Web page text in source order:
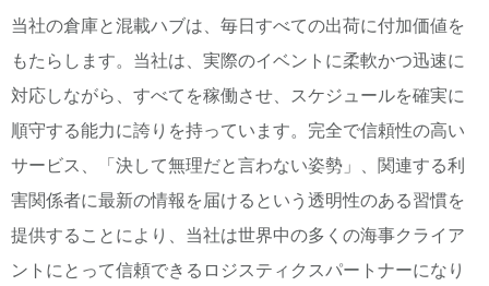
当社の倉庫と混載ハブは、毎日すべての出荷に付加価値を
もたらします。当社は、実際のイベントに柔軟かつ迅速に
対応しながら、すべてを稼働させ、スケジュールを確実に
順守する能力に誇りを持っています。完全で信頼性の高い
サービス、「決して無理だと言わない姿勢」、関連する利
害関係者に最新の情報を届けるという透明性のある習慣を
提供することにより、当社は世界中の多くの海事クライア
ントにとって信頼できるロジスティクスパートナーになり